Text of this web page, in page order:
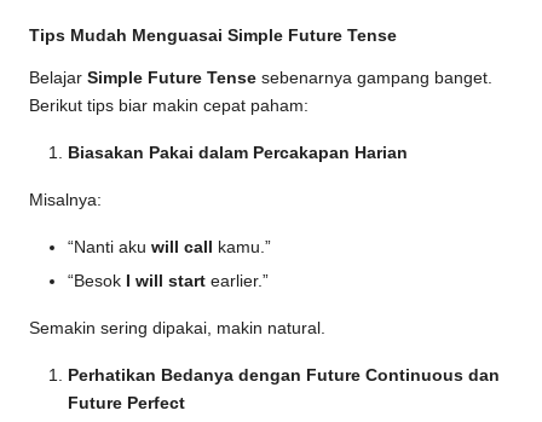
Tips Mudah Menguasai Simple Future Tense
Belajar Simple Future Tense sebenarnya gampang banget.
Berikut tips biar makin cepat paham:
Biasakan Pakai dalam Percakapan Harian
Misalnya:
“Nanti aku will call
kamu.”
“Besok
I will start earlier.”
Semakin sering dipakai, makin natural.
Perhatikan Bedanya dengan Future Continuous dan
Future Perfect